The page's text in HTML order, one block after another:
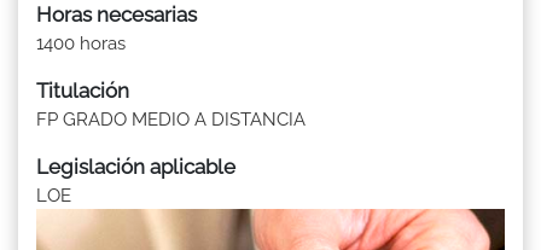
Horas necesarias
1400 horas
Titulación
FP GRADO MEDIO A DISTANCIA
Legislación aplicable
LOE